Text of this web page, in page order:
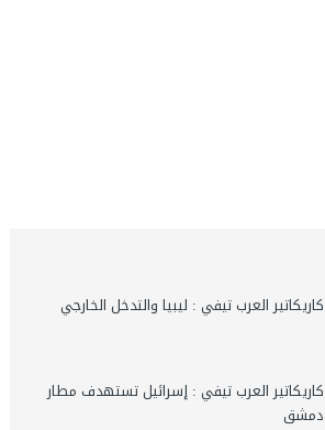
كاريكاتير العرب تيفي : ليبيا والتدخل الخارجي
كاريكاتير العرب تيفي : إسرائيل تستهدف مطار
دمشق